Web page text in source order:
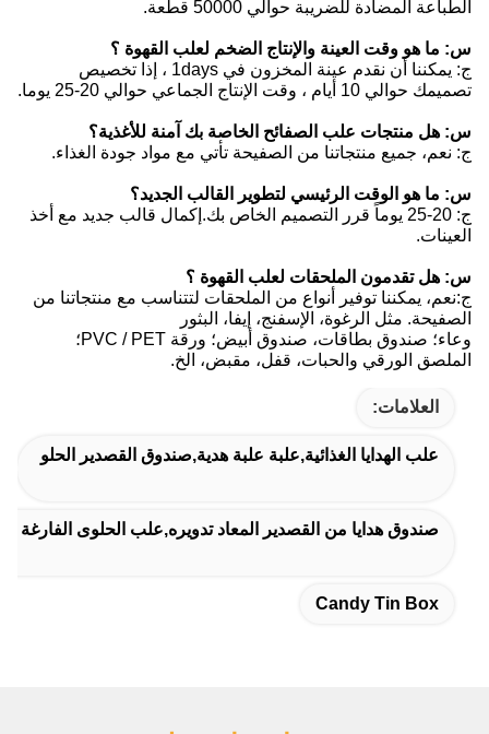
الطباعة المضادة للضريبة حوالي 50000 قطعة.
س: ما هو وقت العينة والإنتاج الضخم لعلب القهوة ؟
ج: يمكننا أن نقدم عينة المخزون في 1days ، إذا تخصيص
تصميمك حوالي 10 أيام ، وقت الإنتاج الجماعي حوالي 20-25 يوما.
س: هل منتجات علب الصفائح الخاصة بك آمنة للأغذية؟
ج: نعم، جميع منتجاتنا من الصفيحة تأتي مع مواد جودة الغذاء.
س: ما هو الوقت الرئيسي لتطوير القالب الجديد؟
ج: 20-25 يوماً قرر التصميم الخاص بك.إكمال قالب جديد مع أخذ
العينات.
س: هل تقدمون الملحقات لعلب القهوة ؟
ج:نعم، يمكننا توفير أنواع من الملحقات لتتناسب مع منتجاتنا من
الصفيحة. مثل الرغوة، الإسفنج، إيفا، البثور
وعاء؛ صندوق بطاقات، صندوق أبيض؛ ورقة PVC / PET؛
الملصق الورقي والحبات، قفل، مقبض، الخ.
العلامات:
علب الهدايا الغذائية,علبة علبة هدية,صندوق القصدير الحلو
صندوق هدايا من القصدير المعاد تدويره,علب الحلوى
Candy Tin Box